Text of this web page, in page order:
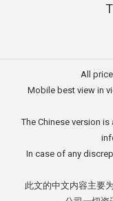
All
Mobile best view in
The Chinese version
In case of any
此文的中文内容主要